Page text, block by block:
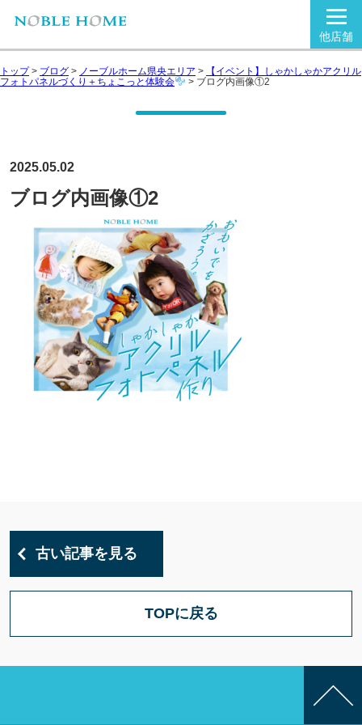
他店舗
トップ> ブログ > ノーブルホーム県央エリア >
【イベント】しゃかしゃかアクリル
フォトパネルづくり＋ちょこっと体験会
> ブログ内画像①2
2025.05.02
ブログ内画像①2
古い記事を見る
TOPに戻る